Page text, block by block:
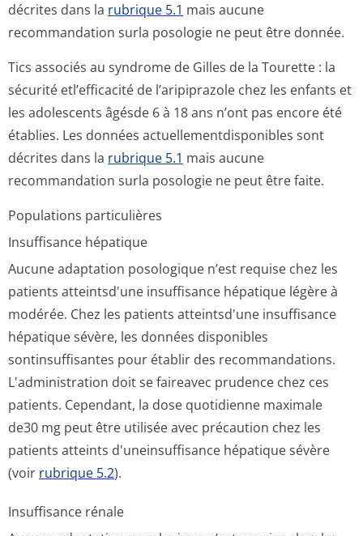
décrites dans la rubrique 5.1 mais aucune
recommandation surla posologie ne peut être donnée.
Tics associés au syndrome de Gilles de la Tourette : la
sécurité etl’efficacité de l’aripiprazole chez les enfants et
les adolescents âgésde 6 à 18 ans n’ont pas encore été
établies. Les données actuellementdis­ponibles sont
décrites dans la rubrique 5.1 mais aucune
recommandation surla posologie ne peut être faite.
Populations particulières
Insuffisance hépatique
Aucune adaptation posologique n’est requise chez les
patients atteintsd'une insuffisance hépatique légère à
modérée. Chez les patients atteintsd'une insuffisance
hépatique sévère, les données disponibles
sontinsuffisantes pour établir des recommandations.
L'administration doit se faireavec prudence chez ces
patients. Cependant, la dose quotidienne maximale
de30 mg peut être utilisée avec précaution chez les
patients atteints d'uneinsuffisance hépatique sévère
(voir rubrique 5.2).
Insuffisance rénale